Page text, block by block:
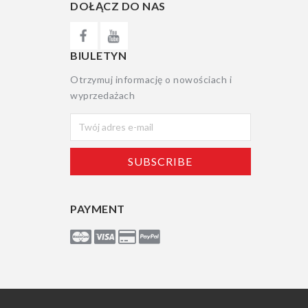
DOŁĄCZ DO NAS
BIULETYN
Otrzymuj informację o nowościach i
wyprzedażach
PAYMENT